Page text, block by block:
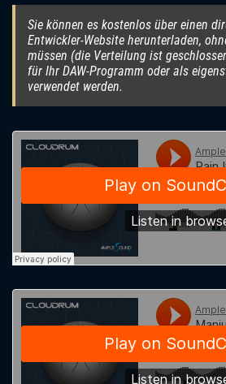
Sie können es kostenlos über einen
Entwickler-Website herunterladen,
müssen (die Verteilung ist
für Ihr DAW-Programm oder als
verwendet werden.